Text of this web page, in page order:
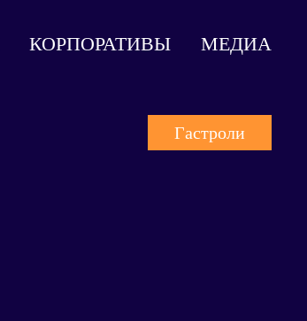
КОРПОРАТИВЫ МЕДИА
Гастроли